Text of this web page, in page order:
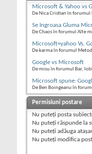
Microsoft & Yahoo vs
De Nica Cristian în forumul
Se Ingroasa Gluma
De Chaos în forumul Alte
Microsoft+yahoo Vs.
De karma în forumul
Google vs Microsoft
De misu în forumul Bar,
Microsoft spune:
De Ben Boingeanu în
Permisiuni postare
Nu puteţi posta
Nu puteţi răspunde la
Nu puteţi adăuga
Nu puteţi modifica